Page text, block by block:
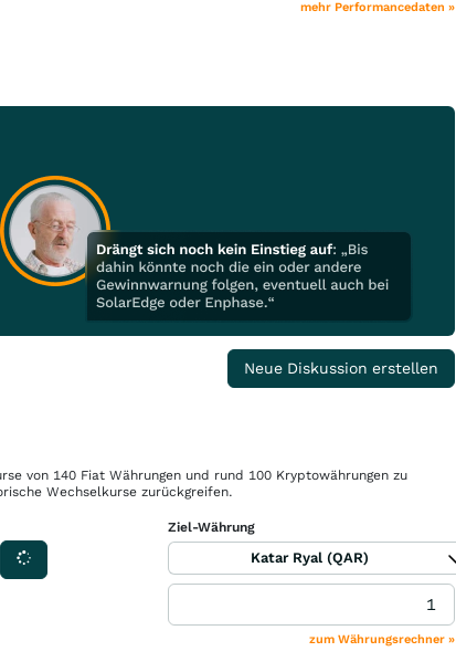
mehr Performancedaten »
Neue Diskussion erstellen
von 140 Fiat Währungen und rund 100 Kryptowährungen zu
Wechselkurse zurückgreifen.
Ziel-Währung
Katar Ryal (QAR)
zum Währungsrechner »